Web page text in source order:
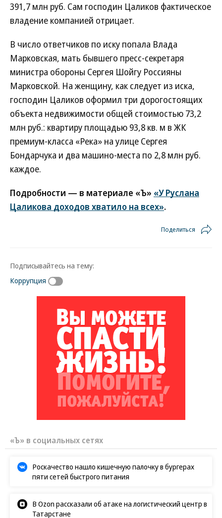
391,7 млн руб. Сам господин Цаликов фактическое
владение компанией отрицает.
В число ответчиков по иску попала Влада
Марковская, мать бывшего пресс-секретаря
министра обороны Сергея Шойгу Россияны
Марковской. На женщину, как следует из иска,
господин Цаликов оформил три дорогостоящих
объекта недвижимости общей стоимостью 73,2
млн руб.: квартиру площадью 93,8 кв. м в ЖК
премиум-класса «Река» на улице Сергея
Бондарчука и два машино-места по 2,8 млн руб.
каждое.
Подробности — в материале «Ъ» «У Руслана
Цаликова доходов хватило на всех».
Поделиться
Подписывайтесь на тему:
Коррупция
«Ъ» в социальных сетях
Роскачество нашло кишечную палочку в бургерах
пяти сетей быстрого питания
В Ozon рассказали об атаке на логистический центр в
Татарстане